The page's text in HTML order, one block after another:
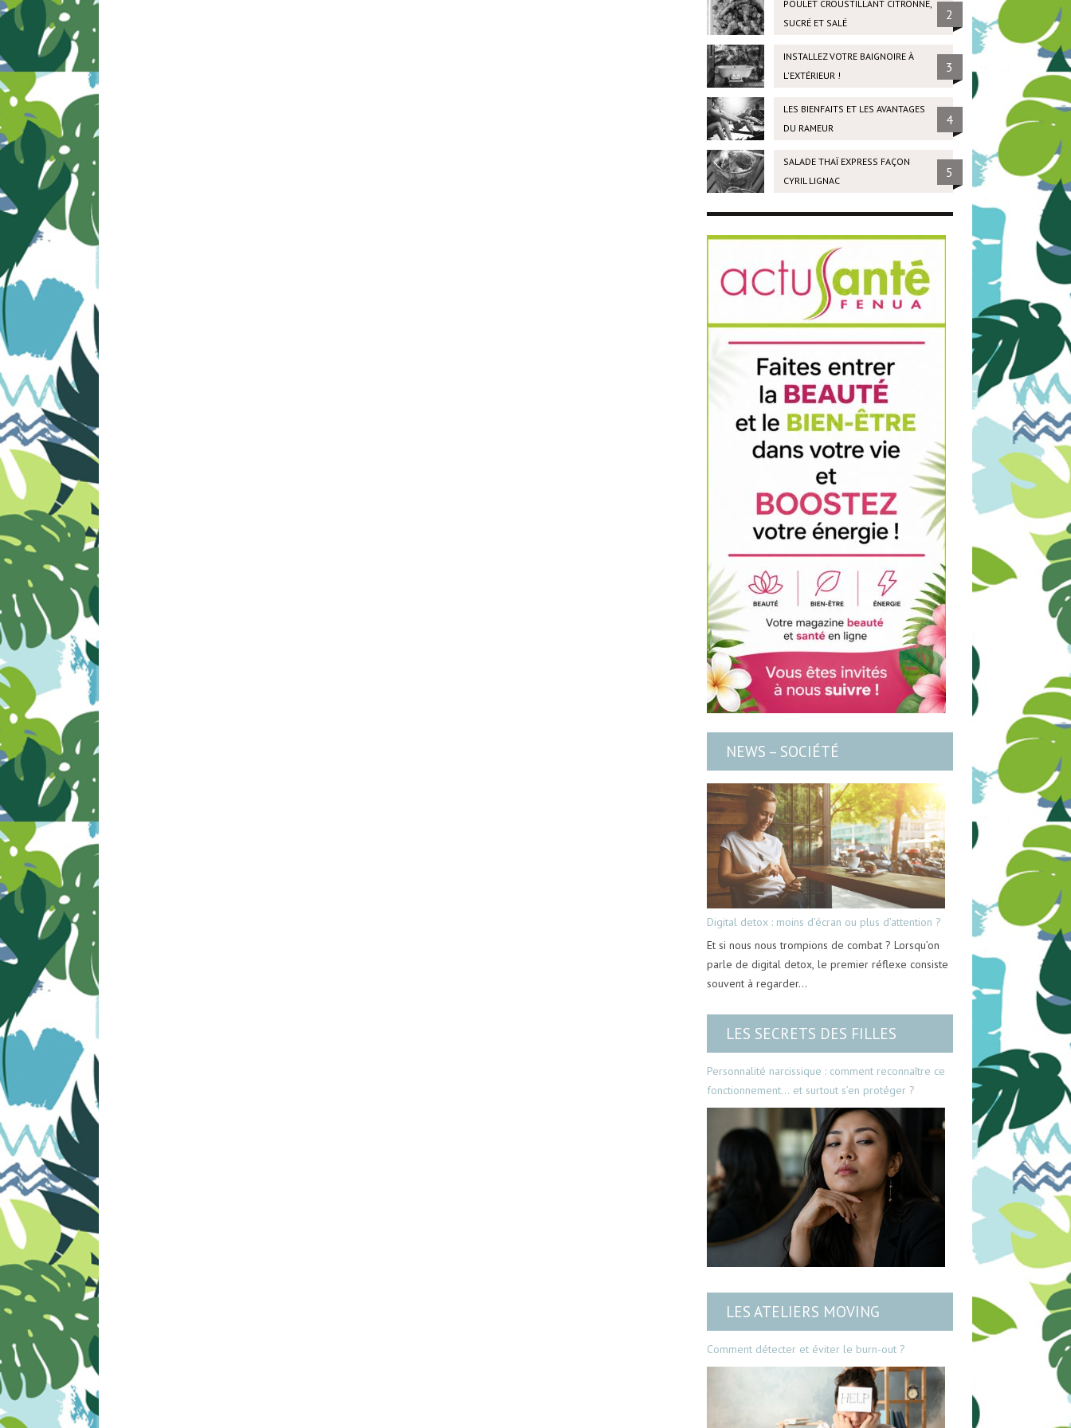
POULET CROUSTILLANT CITRONNÉ,
SUCRÉ ET SALÉ
2
INSTALLEZ VOTRE BAIGNOIRE À
L'EXTÉRIEUR !
3
LES BIENFAITS ET LES AVANTAGES
DU RAMEUR
4
SALADE THAÏ EXPRESS FAÇON
CYRIL LIGNAC
5
NEWS – SOCIÉTÉ
Digital detox : moins d’écran ou plus d’attention ?
Et si nous nous trompions de combat ? Lorsqu’on
parle de digital detox, le premier réflexe consiste
souvent à regarder…
LES SECRETS DES FILLES
Personnalité narcissique : comment reconnaître ce
fonctionnement… et surtout s’en protéger ?
LES ATELIERS MOVING
Comment détecter et éviter le burn-out ?